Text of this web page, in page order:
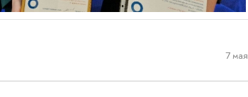
7 мая